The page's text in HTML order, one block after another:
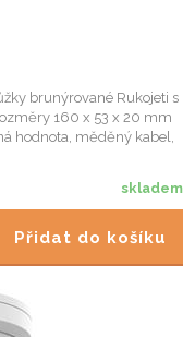
brunýrované Rukojeti s
160 x 53 x 20 mm
hodnota, měděný kabel,
skladem
Přidat do košíku